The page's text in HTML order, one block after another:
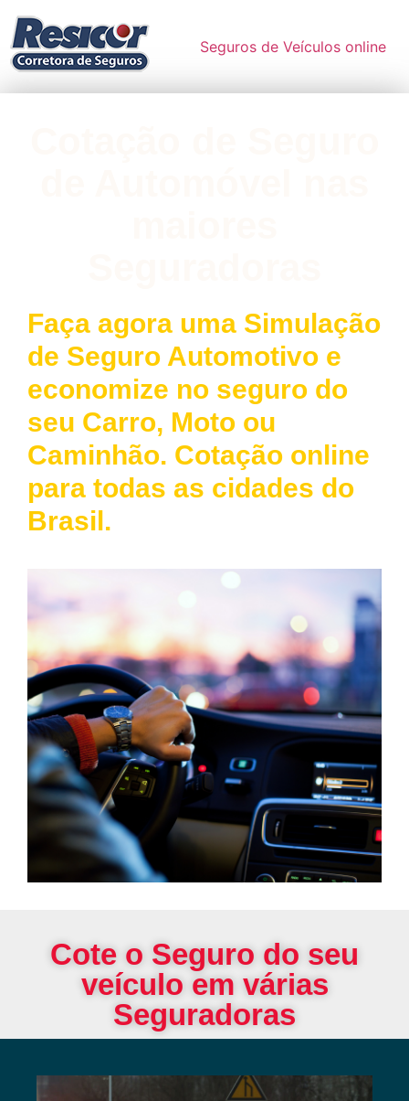
Seguros de Veículos online
Faça agora uma Simulação
de Seguro Automotivo e
economize no seguro do
seu Carro, Moto ou
Caminhão. Cotação online
para todas as cidades do
Brasil.
Cote o Seguro do seu
veículo em várias
Seguradoras